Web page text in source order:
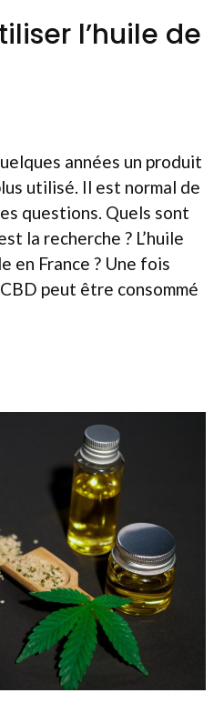
l’huile de
années un produit
utilisé. Il est normal de
questions. Quels sont
la recherche ? L’huile
en France ? Une fois
peut être consommé